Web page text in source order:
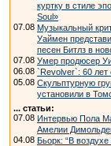
куртку в стиле
Soul»
07.08 Музыкальный
Уаймен
песен Битлз в
07.08 Умер продюсер
06.08 `Revolver`: 60 лет
05.08 Скульптурную
установили в
... статьи:
07.08 Интервью Пола
Амелии
04.08 Бьорк: “В воздухе